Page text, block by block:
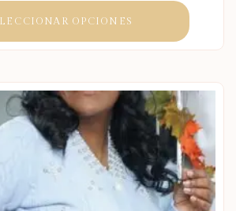
OPCIONES